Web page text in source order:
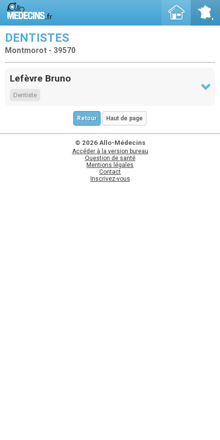
DENTISTES
Montmorot - 39570
Lefèvre Bruno
Dentiste
Retour Haut de page
© 2026 Allo-Médecins
Accéder à la version bureau
Question de santé
Mentions légales
Contact
Inscrivez-vous